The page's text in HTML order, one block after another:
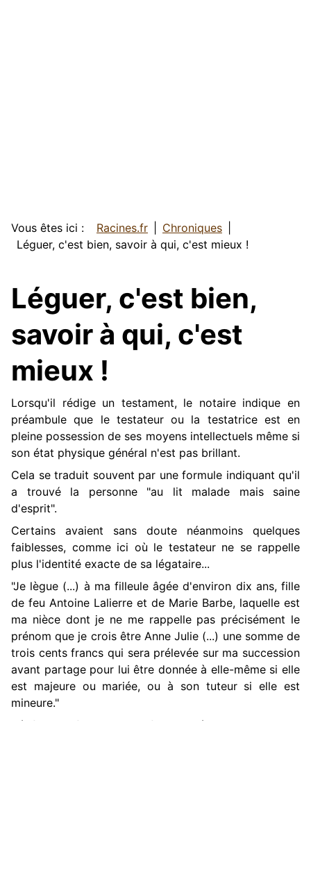
Vous êtes ici : Racines.fr
Chroniques
Léguer, c'est bien, savoir à qui, c'est mieux !
Léguer, c'est bien,
savoir à qui, c'est
mieux !
Lorsqu'il rédige un testament, le notaire indique en
préambule que le testateur ou la testatrice est en
pleine possession de ses moyens intellectuels même si
son état physique général n'est pas brillant.
Cela se traduit souvent par une formule indiquant qu'il
a trouvé la personne "au lit malade mais saine
d'esprit".
Certains avaient sans doute néanmoins quelques
faiblesses, comme ici où le testateur ne se rappelle
plus l'identité exacte de sa légataire...
"Je lègue (...) à ma filleule âgée d'environ dix ans, fille
de feu Antoine Lalierre et de Marie Barbe, laquelle est
ma nièce dont je ne me rappelle pas précisément le
prénom que je crois être Anne Julie (...) une somme de
trois cents francs qui sera prélevée sur ma succession
avant partage pour lui être donnée à elle-même si elle
est majeure ou mariée, ou à son tuteur si elle est
mineure."
Vérification faite, la jeune fille se prénomme Julie, tout